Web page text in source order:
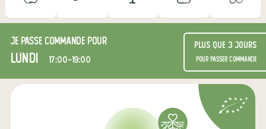
Je passe commande pour
lundi 17:00-19:00
Plus que 3 jours
pour passer commande